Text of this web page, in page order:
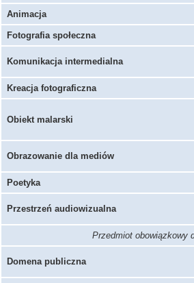
Animacja
Fotografia społeczna
Komunikacja intermedialna
Kreacja fotograficzna
Obiekt malarski
Obrazowanie dla mediów
Poetyka
Przestrzeń audiowizualna
Przedmiot obowiązkowy
Domena publiczna